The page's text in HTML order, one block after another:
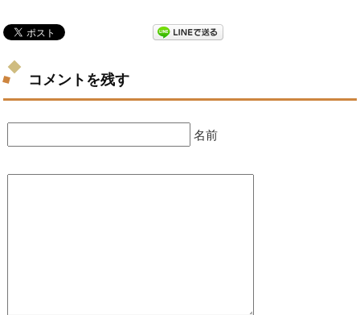
コメントを残す
名前